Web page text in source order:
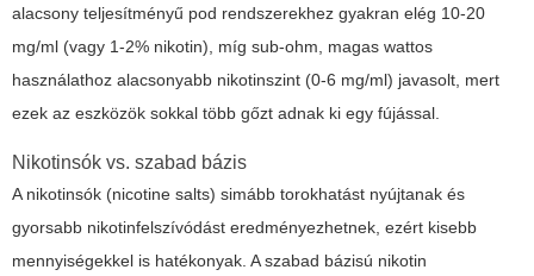
alacsony teljesítményű pod rendszerekhez gyakran elég 10-20
mg/ml (vagy 1-2% nikotin), míg sub-ohm, magas wattos
használathoz alacsonyabb nikotinszint (0-6 mg/ml) javasolt, mert
ezek az eszközök sokkal több gőzt adnak ki egy fújással.
Nikotinsók vs. szabad bázis
A nikotinsók (nicotine salts) simább torokhatást nyújtanak és
gyorsabb nikotinfelszívódást eredményezhetnek, ezért kisebb
mennyiségekkel is hatékonyak. A szabad bázisú nikotin